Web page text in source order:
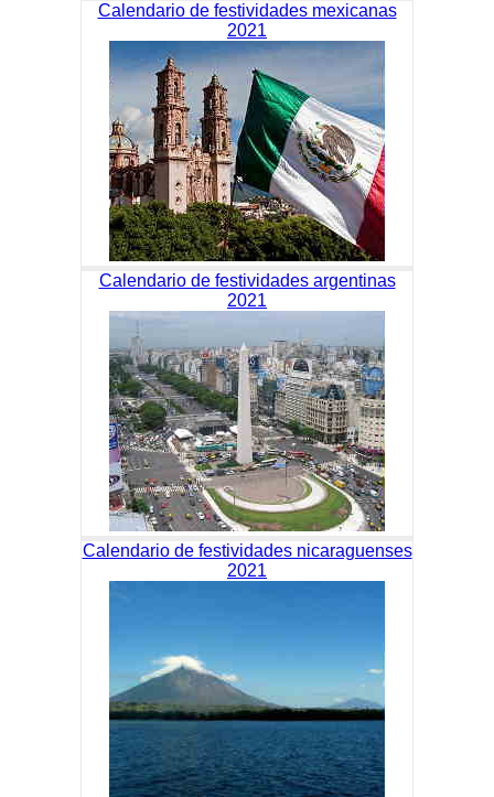
Calendario de festividades mexicanas
2021
Calendario de festividades argentinas
2021
Calendario de festividades nicaraguenses
2021